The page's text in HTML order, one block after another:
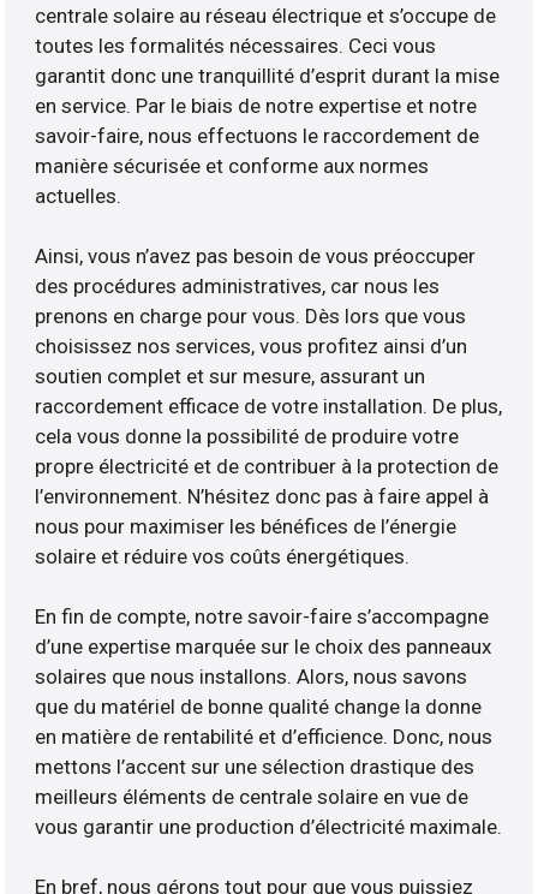
centrale solaire au réseau électrique et s’occupe de
toutes les formalités nécessaires. Ceci vous
garantit donc une tranquillité d’esprit durant la mise
en service. Par le biais de notre expertise et notre
savoir-faire, nous effectuons le raccordement de
manière sécurisée et conforme aux normes
actuelles.
Ainsi, vous n’avez pas besoin de vous préoccuper
des procédures administratives, car nous les
prenons en charge pour vous. Dès lors que vous
choisissez nos services, vous profitez ainsi d’un
soutien complet et sur mesure, assurant un
raccordement efficace de votre installation. De plus,
cela vous donne la possibilité de produire votre
propre électricité et de contribuer à la protection de
l’environnement. N’hésitez donc pas à faire appel à
nous pour maximiser les bénéfices de l’énergie
solaire et réduire vos coûts énergétiques.
En fin de compte, notre savoir-faire s’accompagne
d’une expertise marquée sur le choix des panneaux
solaires que nous installons. Alors, nous savons
que du matériel de bonne qualité change la donne
en matière de rentabilité et d’efficience. Donc, nous
mettons l’accent sur une sélection drastique des
meilleurs éléments de centrale solaire en vue de
vous garantir une production d’électricité maximale.
En bref, nous gérons tout pour que vous puissiez